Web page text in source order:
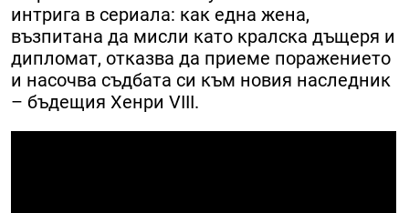
интрига в сериала: как една жена,
възпитана да мисли като кралска дъщеря и
дипломат, отказва да приеме поражението
и насочва съдбата си към новия наследник
– бъдещия Хенри VIII.